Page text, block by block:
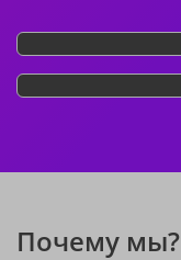
Почему мы?